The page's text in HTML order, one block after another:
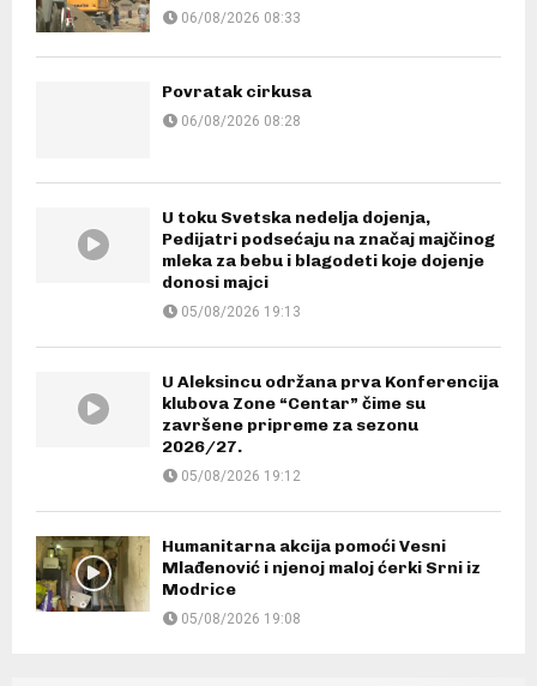
06/08/2026 08:33
Povratak cirkusa
06/08/2026 08:28
U toku Svetska nedelja dojenja,
Pedijatri podsećaju na značaj majčinog
mleka za bebu i blagodeti koje dojenje
donosi majci
05/08/2026 19:13
U Aleksincu održana prva Konferencija
klubova Zone “Centar” čime su
završene pripreme za sezonu
2026/27.
05/08/2026 19:12
Humanitarna akcija pomoći Vesni
Mlađenović i njenoj maloj ćerki Srni iz
Modrice
05/08/2026 19:08